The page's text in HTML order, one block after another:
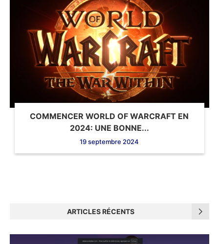
COMMENCER WORLD OF WARCRAFT EN
2024: UNE BONNE...
19 septembre 2024
ARTICLES RÉCENTS